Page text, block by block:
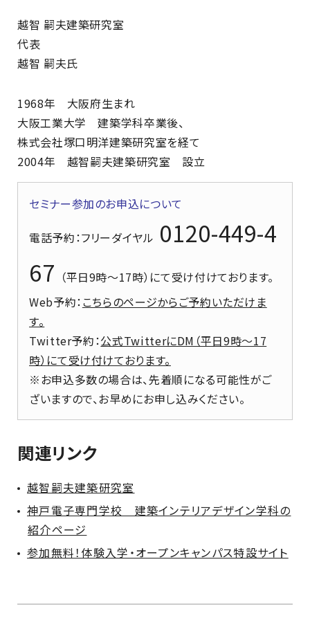
越智 嗣夫建築研究室
代表
越智 嗣夫氏
1968年 大阪府生まれ
大阪工業大学 建築学科卒業後、
株式会社塚口明洋建築研究室を経て
2004年 越智嗣夫建築研究室 設立
セミナー参加のお申込について
電話予約：フリーダイヤル 0120-449-4
67 （平日9時～17時）にて受け付けております。
Web予約： こちらのページからご予約いただけま
す。
Twitter予約：公式TwitterにDM（平日9時～17
時）にて受け付けております。
※お申込多数の場合は、先着順になる可能性がご
ざいますので、お早めにお申し込みください。
関連リンク
越智嗣夫建築研究室
神戸電子専門学校 建築インテリアデザイン学科の
紹介ページ
参加無料！体験入学・オープンキャンパス特設サイト